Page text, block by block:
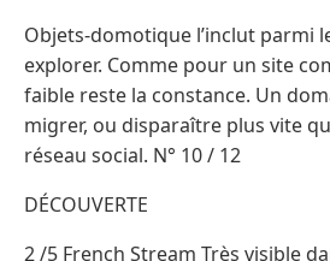
Objets-domotique l’inclut parmi
explorer. Comme pour un site
faible reste la constance. Un
migrer, ou disparaître plus vite
réseau social. N° 10 / 12
DÉCOUVERTE
2 /5 French Stream Très visible